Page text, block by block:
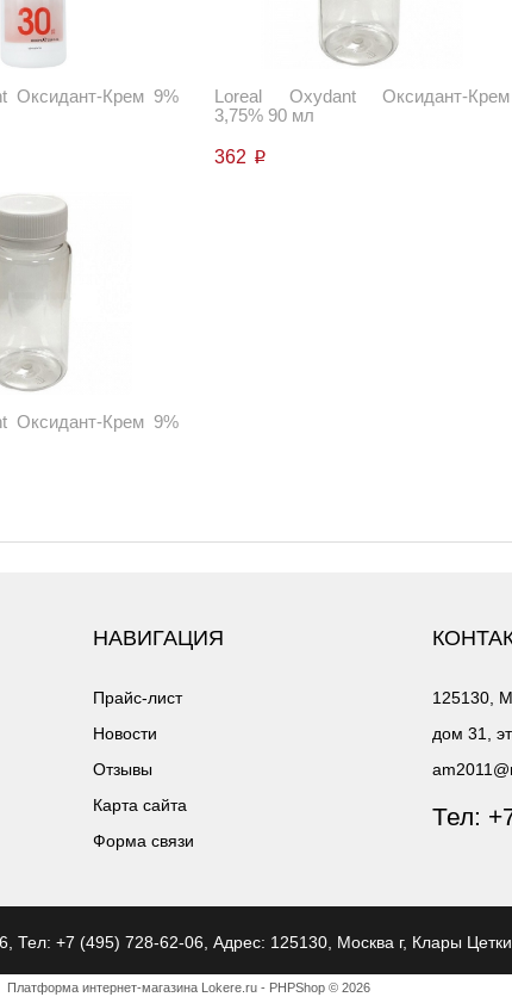
Оксидант-Крем 9%
Loreal Oxydant Оксидант-Крем
3,75% 90 мл
362 p
Оксидант-Крем 9%
НАВИГАЦИЯ
Прайс-лист
Новости
Отзывы
Карта сайта
Форма связи
125130,
дом 31,
Тел:
Тел: +7 (495) 728-62-06 Адрес: 125130, Москва г, Клары
Платформа интернет-магазинаLokere.ru - PHPShop © 2026